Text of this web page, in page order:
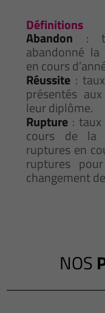
Définitions
Abandon :
abandonné
en cours
Réussite :
présentés
leur diplôme.
Rupture :
cours de la
ruptures en
ruptures
changement
NOS